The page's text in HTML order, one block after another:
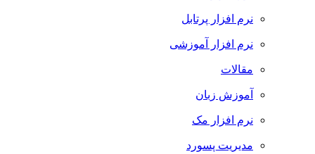
نرم افزار پرتابل
نرم افزار آموزشی
مقالات
آموزش زبان
نرم افزار مک
مدیریت پسورد